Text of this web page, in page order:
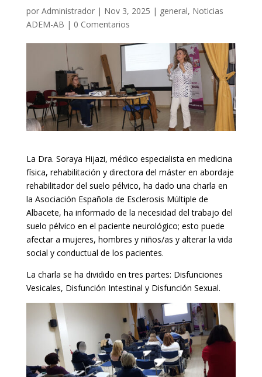
por Administrador| Nov 3, 2025 | general, Noticias
ADEM-AB | 0 Comentarios
La Dra. Soraya Hijazi, médico especialista en medicina
física, rehabilitación y directora del máster en abordaje
rehabilitador del suelo pélvico, ha dado una charla en
la Asociación Española de Esclerosis Múltiple de
Albacete, ha informado de la necesidad del trabajo del
suelo pélvico en el paciente neurológico; esto puede
afectar a mujeres, hombres y niños/as y alterar la vida
social y conductual de los pacientes.
La charla se ha dividido en tres partes: Disfunciones
Vesicales, Disfunción Intestinal y Disfunción Sexual.